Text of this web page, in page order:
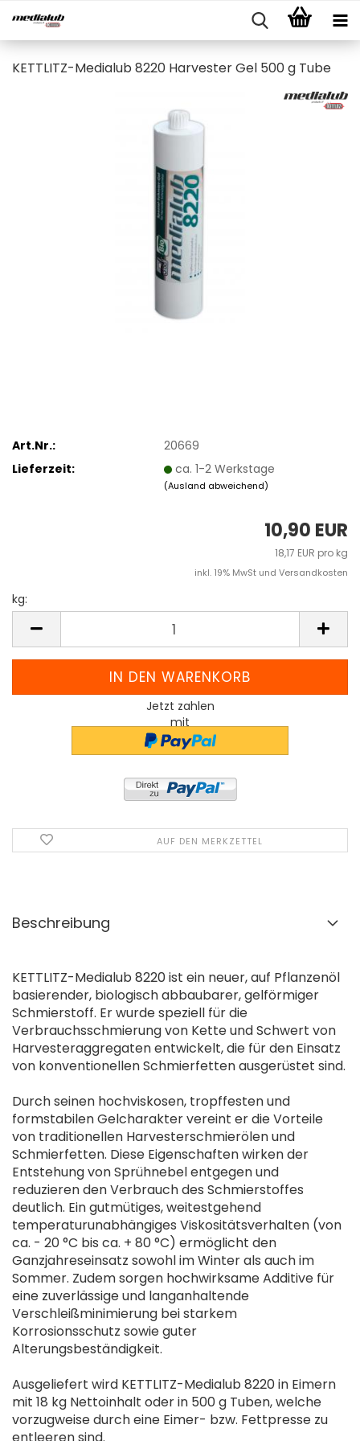
KETTLITZ-Medialub 8220 Harvester Gel 500 g Tube
Art.Nr.:
20669
Lieferzeit:
ca. 1-2 Werkstage
(Ausland abweichend)
10,90 EUR
18,17 EUR pro kg
inkl. 19% MwSt und Versandkosten
kg:
Jetzt zahlen
mit
AUF DEN MERKZETTEL
Beschreibung
KETTLITZ-Medialub 8220 ist ein neuer, auf Pflanzenöl
basierender, biologisch abbaubarer, gelförmiger
Schmierstoff. Er wurde speziell für die
Verbrauchsschmierung von Kette und Schwert von
Harvesteraggregaten entwickelt, die für den Einsatz
von konventionellen Schmierfetten ausgerüstet sind.
Durch seinen hochviskosen, tropffesten und
formstabilen Gelcharakter vereint er die Vorteile
von traditionellen Harvesterschmierölen und
Schmierfetten. Diese Eigenschaften wirken der
Entstehung von Sprühnebel entgegen und
reduzieren den Verbrauch des Schmierstoffes
deutlich. Ein gutmütiges, weitestgehend
temperaturunabhängiges Viskositätsverhalten (von
ca. - 20 °C bis ca. + 80 °C) ermöglicht den
Ganzjahreseinsatz sowohl im Winter als auch im
Sommer. Zudem sorgen hochwirksame Additive für
eine zuverlässige und langanhaltende
Verschleißminimierung bei starkem
Korrosionsschutz sowie guter
Alterungsbeständigkeit.
Ausgeliefert wird KETTLITZ-Medialub 8220 in Eimern
mit 18 kg Nettoinhalt oder in 500 g Tuben, welche
vorzugweise durch eine Eimer- bzw. Fettpresse zu